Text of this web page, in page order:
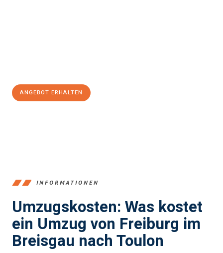
ANGEBOT ERHALTEN
INFORMATIONEN
Umzugskosten: Was kostet
ein Umzug von Freiburg im
Breisgau nach Toulon